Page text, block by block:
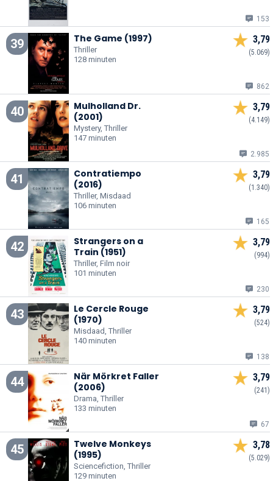
153
39 The Game (1997)
Thriller
128 minuten
3,79
(5.069)
862
40
Mulholland Dr.
(2001)
Mystery, Thriller
147 minuten
3,79
(4.149)
2.985
41
Contratiempo
(2016)
Thriller, Misdaad
106 minuten
3,79
(1.340)
165
42
Strangers on a
Train (1951)
Thriller, Film noir
101 minuten
3,79
(994)
230
43
Le Cercle Rouge
(1970)
Misdaad, Thriller
140 minuten
3,79
(524)
138
44
När Mörkret Faller
(2006)
Drama, Thriller
133 minuten
3,79
(241)
67
45
Twelve Monkeys
(1995)
Sciencefiction, Thriller
129 minuten
3,78
(5.029)